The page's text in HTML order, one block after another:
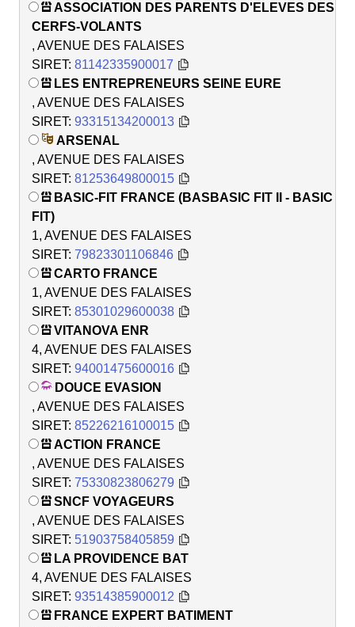
ASSOCIATION DES PARENTS D'ELEVES DES
CERFS-VOLANTS
, AVENUE DES FALAISES
SIRET: 81142335900017
LES ENTREPRENEURS SEINE EURE
, AVENUE DES FALAISES
SIRET: 93315134200013
ARSENAL
, AVENUE DES FALAISES
SIRET: 81253649800015
BASIC-FIT FRANCE (BASBASIC FIT II - BASIC
FIT)
1, AVENUE DES FALAISES
SIRET: 79823301106846
CARTO FRANCE
1, AVENUE DES FALAISES
SIRET: 85301029600038
VITANOVA ENR
4, AVENUE DES FALAISES
SIRET: 94001475600016
DOUCE EVASION
, AVENUE DES FALAISES
SIRET: 85226216100015
ACTION FRANCE
, AVENUE DES FALAISES
SIRET: 75330823806279
SNCF VOYAGEURS
, AVENUE DES FALAISES
SIRET: 51903758405859
LA PROVIDENCE BAT
4, AVENUE DES FALAISES
SIRET: 93514385900012
FRANCE EXPERT BATIMENT